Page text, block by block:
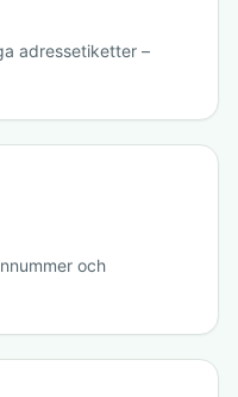
adressetiketter –
och